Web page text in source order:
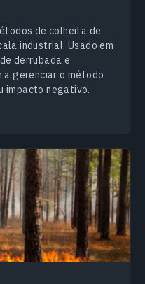
de colheita de
industrial. Usado em
derrubada e
gerenciar o método
impacto negativo.